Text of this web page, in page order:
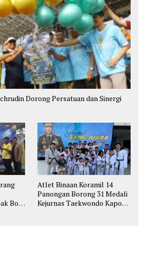
Dorong Persatuan dan Sinergi
Bola
Atlet Binaan Koramil 14
Panongan Borong 31 Medali
Kejurnas Taekwondo Kapolri